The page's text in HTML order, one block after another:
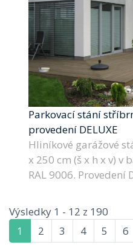
Parkovací stání
provedení DELUXE
Hliníkové garážové
x 250 cm (š x h x v) v
RAL 9006. Provedení
Výsledky 1 - 12 z 190
1
2 3 4 5 6